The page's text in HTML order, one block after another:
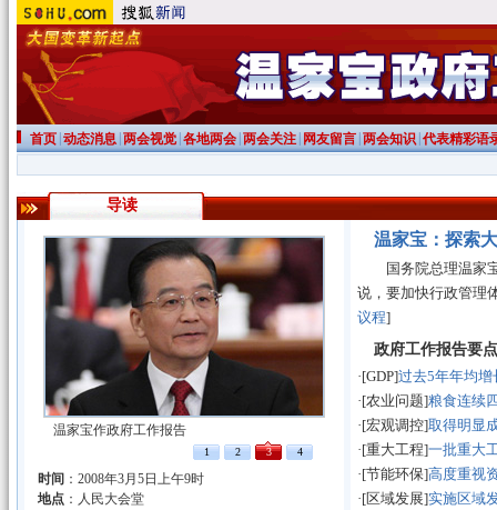
首页 动态消息 两会视觉 各地两会 两会关注 网友留言 两会知识 代表精彩语
导读
温家宝作政府工作报告
1 2 3 4
时间 ：2008年3月5日上午9时
地点 ：人民大会堂
温家宝：探索
国务院总理温家宝
说，要加快行政管
议程]
政府工作报告要点
·[GDP]过去5年年均增
·[农业问题]粮食连续
·[宏观调控]取得明显
·[重大工程]一批重大
·[节能环保]高度重视
·[区域发展]实施区域